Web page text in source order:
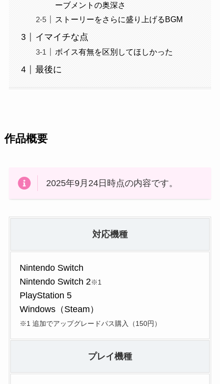
ーブメントの奥深さ
ストーリーをさらに盛り上げるBGM
イマイチな点
ボイス有無を区別してほしかった
最後に
作品概要
2025年9月24日時点の内容です。
対応機種
Nintendo Switch
Nintendo Switch 2※1
PlayStation 5
Windows（Steam）
※1 追加でアップグレードパス購入（150円）
プレイ機種